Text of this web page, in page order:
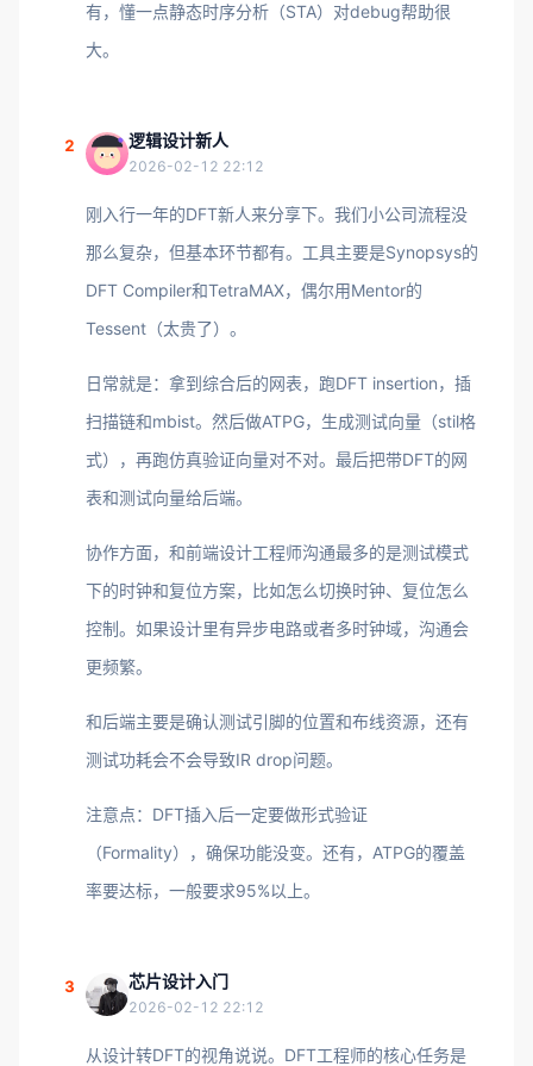
有，懂一点静态时序分析（STA）对debug帮助很
大。
2 逻辑设计新人
2026-02-12 22:12
刚入行一年的DFT新人来分享下。我们小公司流程没
那么复杂，但基本环节都有。工具主要是Synopsys的
DFT Compiler和TetraMAX，偶尔用Mentor的
Tessent（太贵了）。
日常就是：拿到综合后的网表，跑DFT insertion，插
扫描链和mbist。然后做ATPG，生成测试向量（stil格
式），再跑仿真验证向量对不对。最后把带DFT的网
表和测试向量给后端。
协作方面，和前端设计工程师沟通最多的是测试模式
下的时钟和复位方案，比如怎么切换时钟、复位怎么
控制。如果设计里有异步电路或者多时钟域，沟通会
更频繁。
和后端主要是确认测试引脚的位置和布线资源，还有
测试功耗会不会导致IR drop问题。
注意点：DFT插入后一定要做形式验证
（Formality），确保功能没变。还有，ATPG的覆盖
率要达标，一般要求95%以上。
3 芯片设计入门
2026-02-12 22:12
从设计转DFT的视角说说。DFT工程师的核心任务是